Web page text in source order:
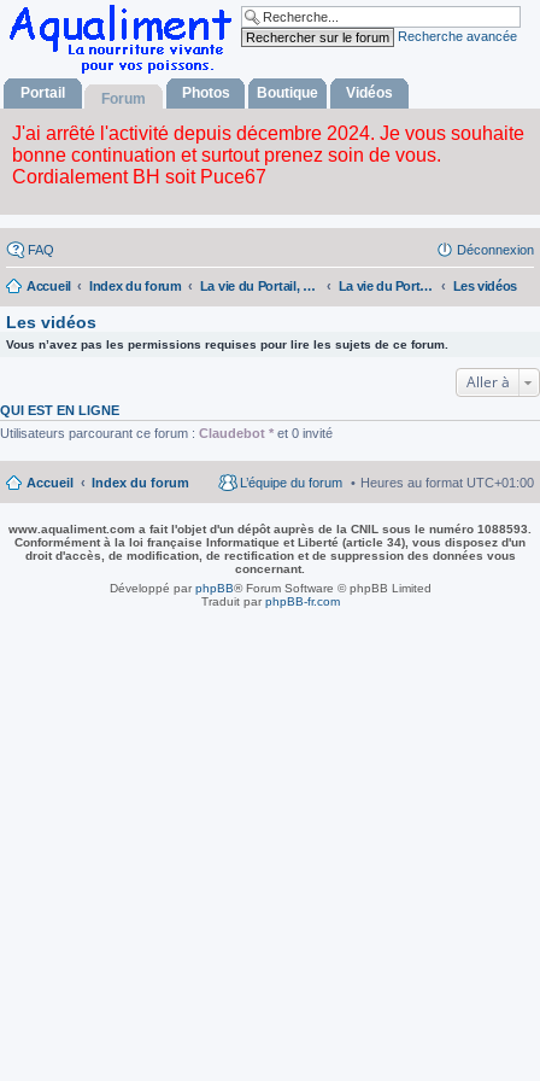
Recherche avancée
Portail Forum Photos Boutique Vidéos
FAQ Déconnexion
Accueil Index du forum La vie du Portail, du forum, de l'album photos, la boutique et des videos. La vie du Portail, du Forum, de l'album Fhotos, la Boutique et des Videos. Les vidéos
Les vidéos
Vous n’avez pas les permissions requises pour lire les sujets de ce forum.
Aller à
QUI EST EN LIGNE
Utilisateurs parcourant ce forum : Claudebot * et 0 invité
Accueil Index du forum Heures au format UTC+01:00
L’équipe du forum
www.aqualiment.com a fait l'objet d'un dépôt auprès de la CNIL sous le numéro 1088593.
Conformément à la loi française Informatique et Liberté (article 34), vous disposez d'un
droit d'accès, de modification, de rectification et de suppression des données vous
concernant.
Développé parphpBB® Forum Software © phpBB Limited
Traduit parphpBB-fr.com